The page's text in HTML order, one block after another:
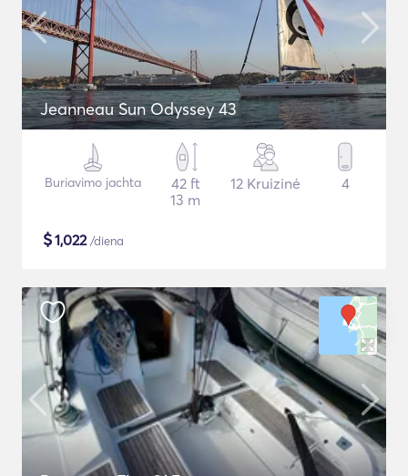
Jeanneau Sun Odyssey 43
Buriavimo jachta
42 ft
13 m
12 Kruizinė 4
$1,022/diena